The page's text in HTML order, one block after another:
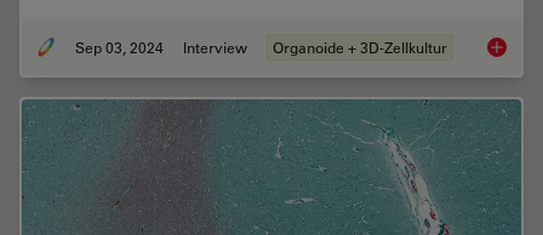
Sep 03, 2024 Interview Organoide + 3D-Zellkultur